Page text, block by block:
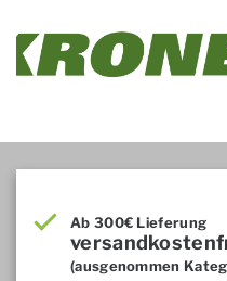
Ab 300€ Lieferung
(ausgenommen